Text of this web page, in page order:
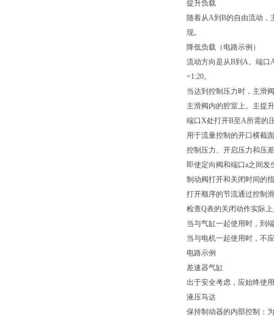
提升负载
随着从A到B的自由流动，
现。
降低负载（电路示例）
流动方向是从B到A。端口
=1:20。
当达到控制压力时，主滑
主滑阀内的腔室上。主提
端口X处打开B至A所需的
用于流量控制的开口横截
控制压力、开启压力和压
即使定向阀和端口a之间
制动阀打开和关闭时间的
打开顺序的节流通过控制
检查Q表的关闭动作实际
当与气缸一起使用时，到
当与电机一起使用时，不
电路示例
差速器气缸
出于安全考虑，应始终使
液压马达
保持制动器的内部控制：